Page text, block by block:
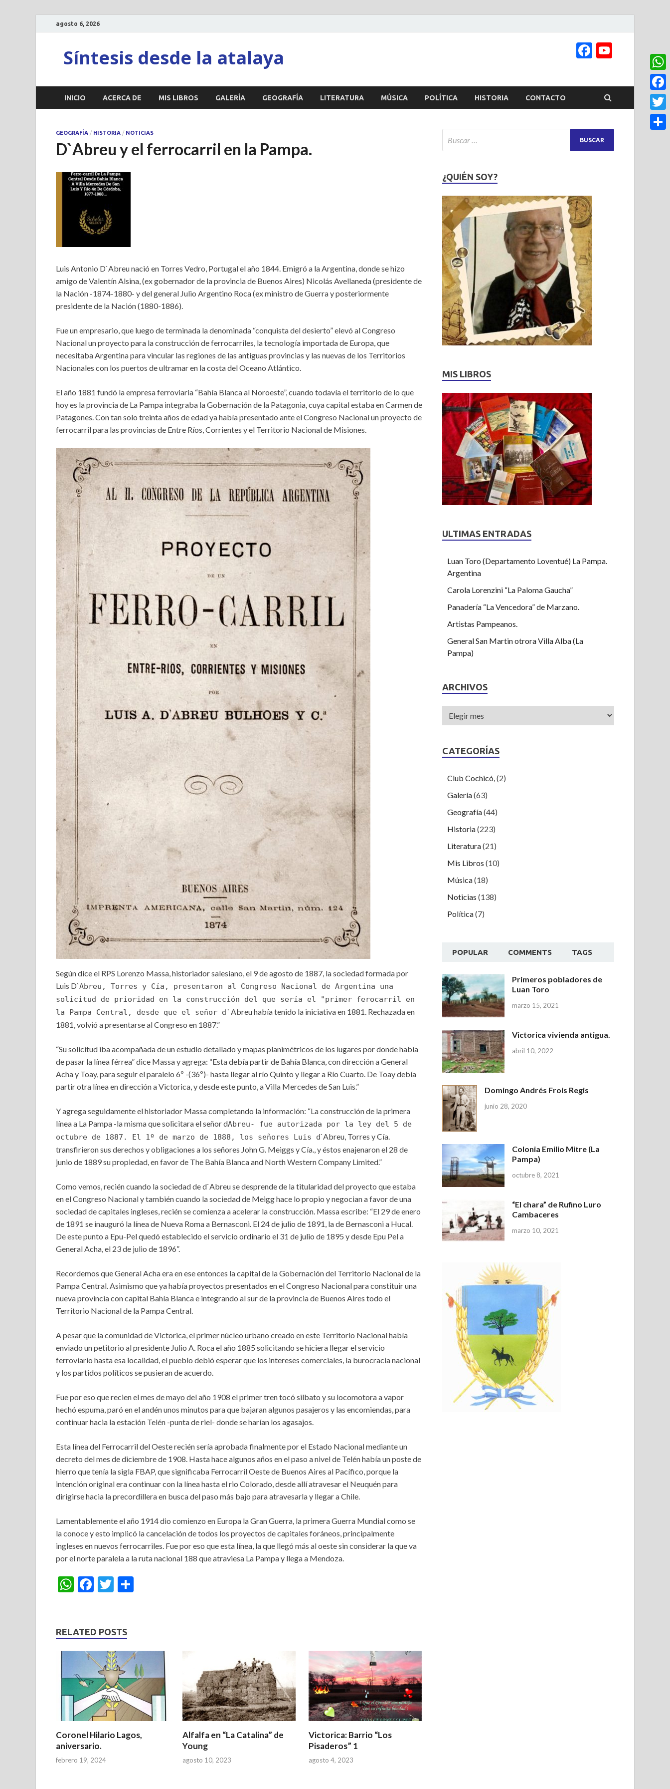
agosto 6, 2026
Síntesis desde la atalaya Facebook
Channel
INICIO ACERCA DE MIS LIBROS GALERÍA GEOGRAFÍA LITERATURA MÚSICA POLÍTICA HISTORIA CONTACTO
GEOGRAFÍA / HISTORIA / NOTICIAS
D`Abreu y el ferrocarril en la Pampa.
Luis Antonio D`Abreu nació en Torres Vedro, Portugal el año 1844. Emigró a la Argentina, donde se hizo
amigo de Valentín Alsina, (ex gobernador de la provincia de Buenos Aires) Nicolás Avellaneda (presidente de
la Nación -1874-1880- y del general Julio Argentino Roca (ex ministro de Guerra y posteriormente
presidente de la Nación (1880-1886).
Fue un empresario, que luego de terminada la denominada “conquista del desierto” elevó al Congreso
Nacional un proyecto para la construcción de ferrocarriles, la tecnología importada de Europa, que
necesitaba Argentina para vincular las regiones de las antiguas provincias y las nuevas de los Territorios
Nacionales con los puertos de ultramar en la costa del Oceano Atlántico.
El año 1881 fundó la empresa ferroviaria “Bahía Blanca al Noroeste”, cuando todavía el territorio de lo que
hoy es la provincia de La Pampa integraba la Gobernación de la Patagonia, cuya capital estaba en Carmen de
Patagones. Con tan solo treinta años de edad ya había presentado ante el Congreso Nacional un proyecto de
ferrocarril para las provincias de Entre Ríos, Corrientes y el Territorio Nacional de Misiones.
Según dice el RPS Lorenzo Massa, historiador salesiano, el 9 de agosto de 1887, la sociedad formada por
Luis D`Abreu, Torres y Cía, presentaron al Congreso Nacional de Argentina una
solicitud de prioridad en la construcción del que sería el "primer ferocarril en
la Pampa Central, desde que el señor d`Abreu había tenido la iniciativa en 1881. Rechazada en
1881, volvió a presentarse al Congreso en 1887.”
“Su solicitud iba acompañada de un estudio detallado y mapas planimétricos de los lugares por donde había
de pasar la línea férrea” dice Massa y agrega: “Esta debía partir de Bahía Blanca, con dirección a General
Acha y Toay, para seguir el paralelo 6º -(36º)- hasta llegar al río Quinto y llegar a Río Cuarto. De Toay debía
partir otra línea en dirección a Victorica, y desde este punto, a Villa Mercedes de San Luis.”
Y agrega seguidamente el historiador Massa completando la información: “La construcción de la primera
línea a La Pampa -la misma que solicitara el señor dAbreu- fue autorizada por la ley del 5 de
octubre de 1887. El 1º de marzo de 1888, los señores Luis d`Abreu, Torres y Cía.
transfirieron sus derechos y obligaciones a los señores John G. Meiggs y Cía., y éstos enajenaron el 28 de
junio de 1889 su propiedad, en favor de The Bahía Blanca and North Western Company Limited.”
Como vemos, recién cuando la sociedad de d`Abreu se desprende de la titularidad del proyecto que estaba
en el Congreso Nacional y también cuando la sociedad de Meigg hace lo propio y negocian a favor de una
sociedad de capitales ingleses, recién se comienza a acelerar la construcción. Massa escribe: “El 29 de enero
de 1891 se inauguró la línea de Nueva Roma a Bernasconi. El 24 de julio de 1891, la de Bernasconi a Hucal.
De este punto a Epu-Pel quedó establecido el servicio ordinario el 31 de julio de 1895 y desde Epu Pel a
General Acha, el 23 de julio de 1896”.
Recordemos que General Acha era en ese entonces la capital de la Gobernación del Territorio Nacional de la
Pampa Central. Asimismo que ya había proyectos presentados en el Congreso Nacional para constituir una
nueva provincia con capital Bahía Blanca e integrando al sur de la provincia de Buenos Aires todo el
Territorio Nacional de la Pampa Central.
A pesar que la comunidad de Victorica, el primer núcleo urbano creado en este Territorio Nacional había
enviado un petitorio al presidente Julio A. Roca el año 1885 solicitando se hiciera llegar el servicio
ferroviario hasta esa localidad, el pueblo debió esperar que los intereses comerciales, la burocracia nacional
y los partidos políticos se pusieran de acuerdo.
Fue por eso que recien el mes de mayo del año 1908 el primer tren tocó silbato y su locomotora a vapor
hechó espuma, paró en el andén unos minutos para que bajaran algunos pasajeros y las encomiendas, para
continuar hacia la estación Telén -punta de riel- donde se harían los agasajos.
Esta línea del Ferrocarril del Oeste recién sería aprobada finalmente por el Estado Nacional mediante un
decreto del mes de diciembre de 1908. Hasta hace algunos años en el paso a nivel de Telén había un poste de
hierro que tenía la sigla FBAP, que significaba Ferrocarril Oeste de Buenos Aires al Pacífico, porque la
intención original era continuar con la línea hasta el rio Colorado, desde allí atravesar el Neuquén para
dirigirse hacia la precordillera en busca del paso más bajo para atravesarla y llegar a Chile.
Lamentablemente el año 1914 dio comienzo en Europa la Gran Guerra, la primera Guerra Mundial como se
la conoce y esto implicó la cancelación de todos los proyectos de capitales foráneos, principalmente
ingleses en nuevos ferrocarriles. Fue por eso que esta línea, la que llegó más al oeste sin considerar la que va
por el norte paralela a la ruta nacional 188 que atraviesa La Pampa y llega a Mendoza.
W
s
A
p
F
b
o
o
k
T
er
RELATED POSTS
Coronel Hilario Lagos,
aniversario.
febrero 19, 2024
Alfalfa en “La Catalina” de
Young
agosto 10, 2023
Victorica: Barrio “Los
Pisaderos” 1
agosto 4, 2023
¿QUIÉN SOY?
MIS LIBROS
ULTIMAS ENTRADAS
Luan Toro (Departamento Loventué) La Pampa.
Argentina
Carola Lorenzini “La Paloma Gaucha”
Panadería “La Vencedora” de Marzano.
Artistas Pampeanos.
General San Martin otrora Villa Alba (La
Pampa)
ARCHIVOS
CATEGORÍAS
Club Cochicó,(2)
Galería(63)
Geografía(44)
Historia(223)
Literatura(21)
Mis Libros (10)
Música(18)
Noticias (138)
Política(7)
POPULAR COMMENTS TAGS
Primeros pobladores de
Luan Toro
marzo 15, 2021
Victorica vivienda antigua.
abril 10, 2022
Domingo Andrés Frois Regis
junio 28, 2020
Colonia Emilio Mitre (La
Pampa)
octubre 8, 2021
“El chara” de Rufino Luro
Cambaceres
marzo 10, 2021